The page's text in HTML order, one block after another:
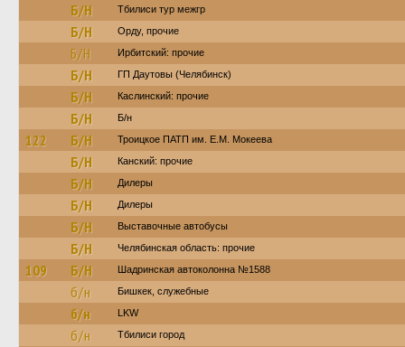
Б/Н Тбилиси тур межгр
Б/Н Орду, прочие
Б/Н Ирбитский: прочие
Б/Н ГП Даутовы (Челябинск)
Б/Н Каслинский: прочие
Б/Н Б/н
122 Б/Н Троицкое ПАТП им. Е.М. Мокеева
Б/Н Канский: прочие
Б/Н Дилеры
Б/Н Дилеры
Б/Н Выставочные автобусы
Б/Н Челябинская область: прочие
109 Б/Н Шадринская автоколонна №1588
б/н Бишкек, служебные
б/н LKW
б/н Тбилиси город